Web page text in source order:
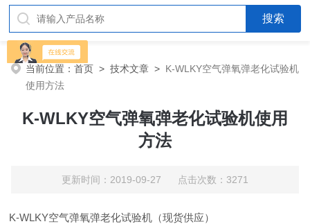
试验机.
当前位置：首页 >技术文章 > K-WLKY空气弹氧弹老化试验机
使用方法
K-WLKY空气弹氧弹老化试验机使用
方法
更新时间：2019-09-27 点击次数：3271
K-WLKY空气弹氧弹老化试验机 （现货供应）